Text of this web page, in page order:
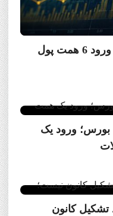
رشد 130 هزار واحدی بورس با ورود 6 همت پول
بورس؛ ورود یک
کانون